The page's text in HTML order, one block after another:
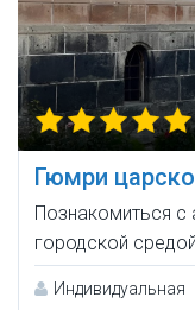
Гюмри
Познакомиться с
городской
Индивидуальная